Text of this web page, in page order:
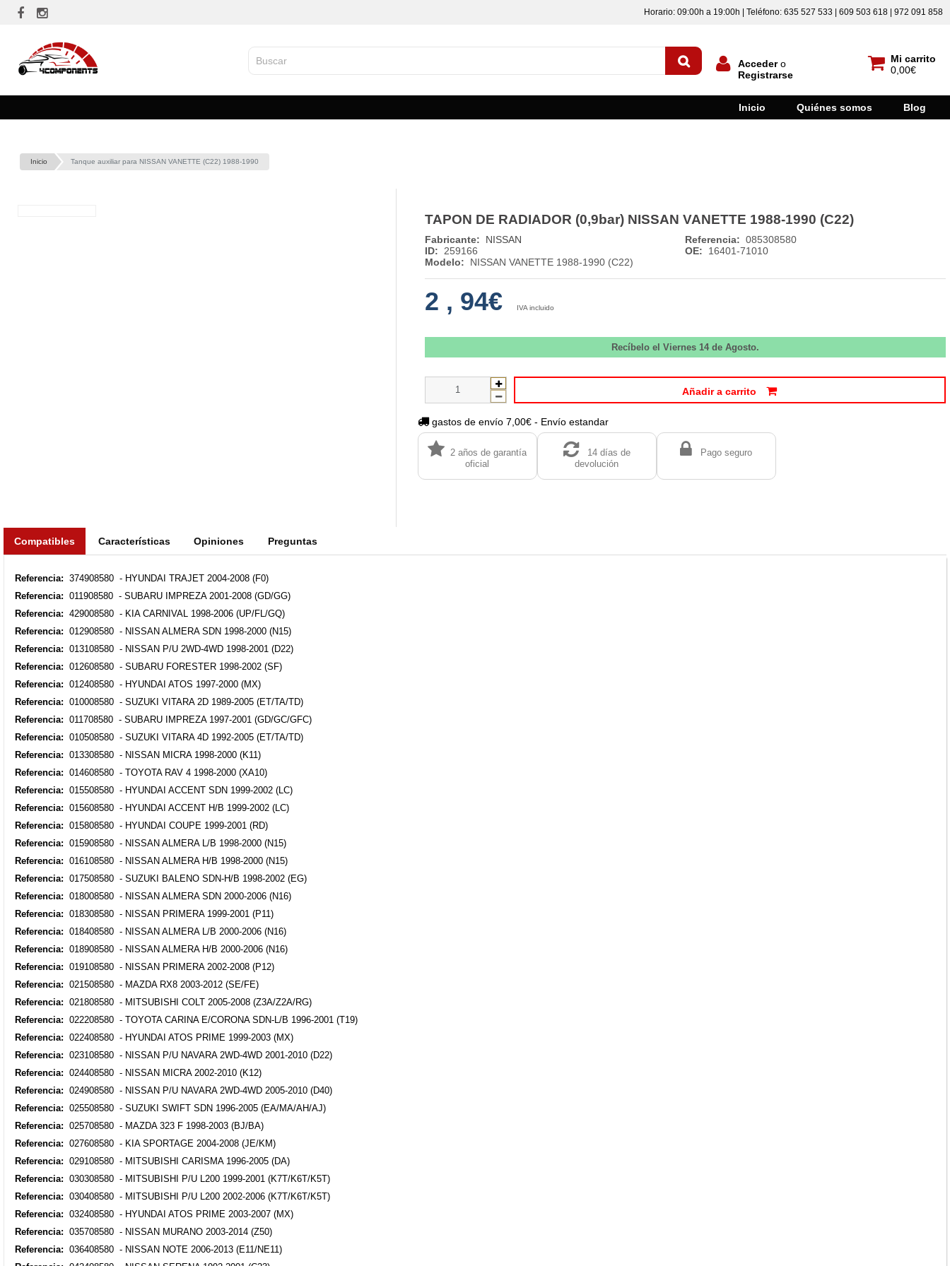
Horario: 09:00h a 19:00h | Teléfono: 635 527 533 | 609 503 618 | 972 091 858
Mi carrito
0,00€
Accedero
Registrarse
Inicio Quiénes somos Blog
Inicio Tanque auxiliar para NISSAN VANETTE (C22) 1988-1990
TAPON DE RADIADOR (0,9bar) NISSAN VANETTE 1988-1990 (C22)
Fabricante: NISSAN Referencia: 085308580
ID:
259166 OE:
16401-71010
Modelo:
NISSAN VANETTE 1988-1990 (C22)
2 , 94€ IVA incluido
Recíbelo el Viernes 14 de Agosto.
Añadir a carrito
gastos de envío 7,00€ - Envío estandar
2 años de garantía
oficial
14 días de
devolución
Pago seguro
Compatibles Características Opiniones Preguntas
Referencia: 374908580 - HYUNDAI TRAJET 2004-2008 (F0)
Referencia: 011908580 - SUBARU IMPREZA 2001-2008 (GD/GG)
Referencia: 429008580 - KIA CARNIVAL 1998-2006 (UP/FL/GQ)
Referencia: 012908580 - NISSAN ALMERA SDN 1998-2000 (N15)
Referencia: 013108580 - NISSAN P/U 2WD-4WD 1998-2001 (D22)
Referencia: 012608580 - SUBARU FORESTER 1998-2002 (SF)
Referencia: 012408580 - HYUNDAI ATOS 1997-2000 (MX)
Referencia: 010008580 - SUZUKI VITARA 2D 1989-2005 (ET/TA/TD)
Referencia: 011708580 - SUBARU IMPREZA 1997-2001 (GD/GC/GFC)
Referencia: 010508580 - SUZUKI VITARA 4D 1992-2005 (ET/TA/TD)
Referencia: 013308580 - NISSAN MICRA 1998-2000 (K11)
Referencia: 014608580 - TOYOTA RAV 4 1998-2000 (XA10)
Referencia: 015508580 - HYUNDAI ACCENT SDN 1999-2002 (LC)
Referencia: 015608580 - HYUNDAI ACCENT H/B 1999-2002 (LC)
Referencia: 015808580 - HYUNDAI COUPE 1999-2001 (RD)
Referencia: 015908580 - NISSAN ALMERA L/B 1998-2000 (N15)
Referencia: 016108580 - NISSAN ALMERA H/B 1998-2000 (N15)
Referencia: 017508580 - SUZUKI BALENO SDN-H/B 1998-2002 (EG)
Referencia: 018008580 - NISSAN ALMERA SDN 2000-2006 (N16)
Referencia: 018308580 - NISSAN PRIMERA 1999-2001 (P11)
Referencia: 018408580 - NISSAN ALMERA L/B 2000-2006 (N16)
Referencia: 018908580 - NISSAN ALMERA H/B 2000-2006 (N16)
Referencia: 019108580 - NISSAN PRIMERA 2002-2008 (P12)
Referencia: 021508580 - MAZDA RX8 2003-2012 (SE/FE)
Referencia: 021808580 - MITSUBISHI COLT 2005-2008 (Z3A/Z2A/RG)
Referencia: 022208580 - TOYOTA CARINA E/CORONA SDN-L/B 1996-2001 (T19)
Referencia: 022408580 - HYUNDAI ATOS PRIME 1999-2003 (MX)
Referencia: 023108580 - NISSAN P/U NAVARA 2WD-4WD 2001-2010 (D22)
Referencia: 024408580 - NISSAN MICRA 2002-2010 (K12)
Referencia: 024908580 - NISSAN P/U NAVARA 2WD-4WD 2005-2010 (D40)
Referencia: 025508580 - SUZUKI SWIFT SDN 1996-2005 (EA/MA/AH/AJ)
Referencia: 025708580 - MAZDA 323 F 1998-2003 (BJ/BA)
Referencia: 027608580 - KIA SPORTAGE 2004-2008 (JE/KM)
Referencia: 029108580 - MITSUBISHI CARISMA 1996-2005 (DA)
Referencia: 030308580 - MITSUBISHI P/U L200 1999-2001 (K7T/K6T/K5T)
Referencia: 030408580 - MITSUBISHI P/U L200 2002-2006 (K7T/K6T/K5T)
Referencia: 032408580 - HYUNDAI ATOS PRIME 2003-2007 (MX)
Referencia: 035708580 - NISSAN MURANO 2003-2014 (Z50)
Referencia: 036408580 - NISSAN NOTE 2006-2013 (E11/NE11)